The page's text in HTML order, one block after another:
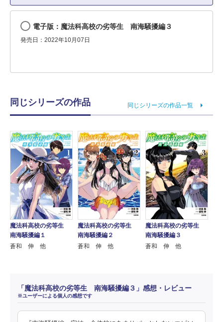
電子版：魔法科高校の劣等生 南海騒擾編３
発売日：2022年10月07日
同じシリーズの作品 同じシリーズの作品一覧
魔法科高校の劣等生
南海騒擾編１
蒼和 伸 他
魔法科高校の劣等生
南海騒擾編２
蒼和 伸 他
魔法科高校の劣等生
南海騒擾編３
蒼和 伸 他
「魔法科高校の劣等生 南海騒擾編３」感想・レビュー
※ユーザーによる個人の感想です